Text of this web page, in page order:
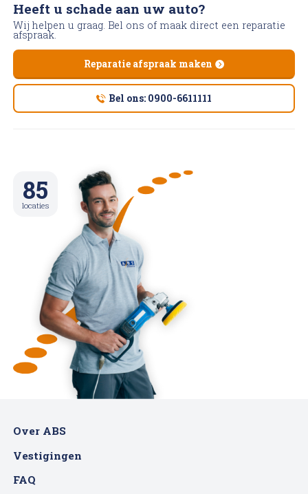
85
locaties
Heeft u schade aan uw auto?
Wij helpen u graag. Bel ons of maak direct een reparatie
afspraak.
Reparatie afspraak maken
Bel ons: 0900-6611111
Over ABS
Vestigingen
FAQ